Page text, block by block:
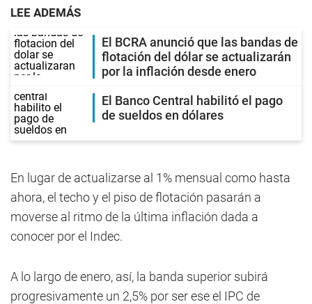
LEE ADEMÁS
El BCRA anunció que las bandas de
flotación del dólar se actualizarán
por la inflación desde enero
El Banco Central habilitó el pago
de sueldos en dólares
En lugar de actualizarse al 1% mensual como hasta
ahora, el techo y el piso de flotación pasarán a
moverse al ritmo de la última inflación dada a
conocer por el Indec.
A lo largo de enero, así, la banda superior subirá
progresivamente un 2,5% por ser ese el IPC de